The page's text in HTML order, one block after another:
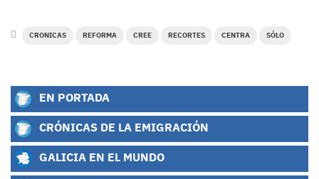
CRONICAS REFORMA CREE RECORTES CENTRA SÓLO
EN PORTADA
CRÓNICAS DE LA EMIGRACIÓN
GALICIA EN EL MUNDO